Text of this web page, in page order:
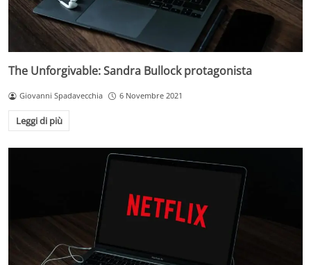
The Unforgivable: Sandra Bullock protagonista
Giovanni Spadavecchia 6 Novembre 2021
Leggi di più